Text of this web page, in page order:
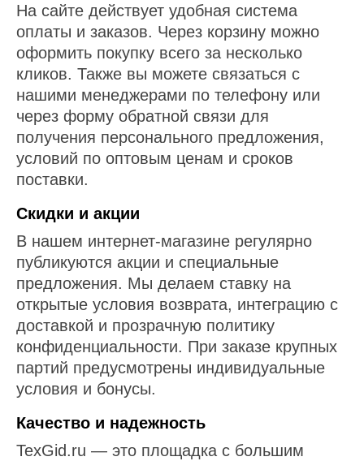
На сайте действует удобная система
оплаты и заказов. Через корзину можно
оформить покупку всего за несколько
кликов. Также вы можете связаться с
нашими менеджерами по телефону или
через форму обратной связи для
получения персонального предложения,
условий по оптовым ценам и сроков
поставки.
Скидки и акции
В нашем интернет-магазине регулярно
публикуются акции и специальные
предложения. Мы делаем ставку на
открытые условия возврата, интеграцию с
доставкой и прозрачную политику
конфиденциальности. При заказе крупных
партий предусмотрены индивидуальные
условия и бонусы.
Качество и надежность
TexGid.ru — это площадка с большим